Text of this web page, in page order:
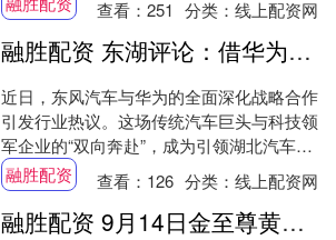
入....
查看：251 分类：线上配资网
融胜配资 东湖评论：借华为技术东风，驭未来智能浪潮
近日，东风汽车与华为的全面深化战略合作
引发行业热议。这场传统汽车巨头与科技领
军企业的“双向奔赴”，成为引领湖北汽车产
业智能化转型的“关键变量”。这场合作背后
彰显....
融胜配资 查看： 126 分类：线上配资网
融胜配资 9月14日金至尊黄金价格1078元/克